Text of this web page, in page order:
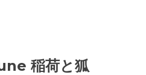
稲荷と狐